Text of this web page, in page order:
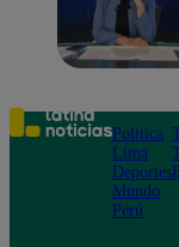
Política
Lima
Deportes
Mundo
Perú